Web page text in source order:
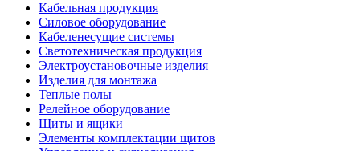
Кабельная продукция
Силовое оборудование
Кабеленесущие системы
Светотехническая продукция
Электроустановочные изделия
Изделия для монтажа
Теплые полы
Релейное оборудование
Щиты и ящики
Элементы комплектации щитов